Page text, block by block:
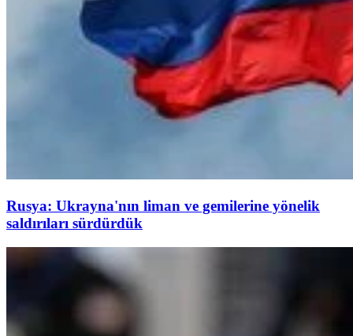
Rusya: Ukrayna'nın liman ve gemilerine yönelik
saldırıları sürdürdük